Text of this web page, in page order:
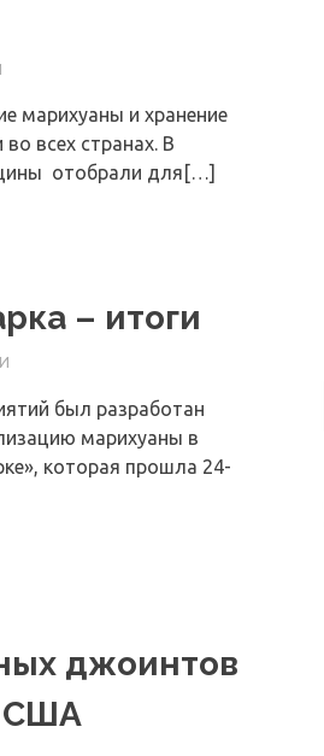
марихуаны и хранение
всех странах. В
отобрали для[…]
– итоги
был разработан
марихуаны в
которая прошла 24-
джоинтов
США